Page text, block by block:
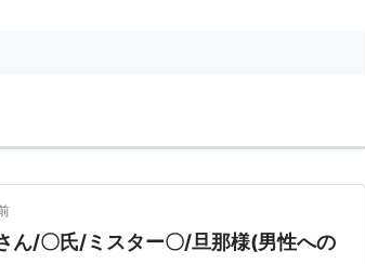
ん/〇氏/ミスター〇/旦那様(男性への